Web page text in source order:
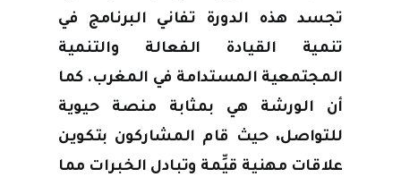
تجسد هذه الدورة تفاني البرنامج في
تنمية القيادة الفعالة والتنمية
المجتمعية المستدامة في المغرب. كما
أن الورشة هي بمثابة منصة حيوية
للتواصل، حيث قام المشاركون بتكوين
علاقات مهنية قيِّمة وتبادل الخبرات مما